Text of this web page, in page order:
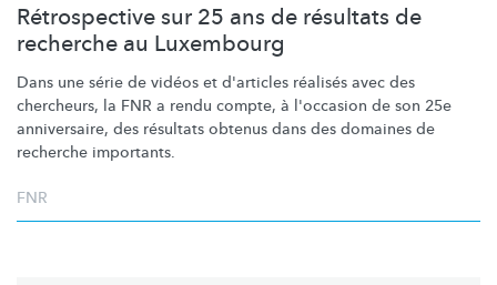
Rétrospective sur 25 ans de résultats de
recherche au Luxembourg
Dans une série de vidéos et d'articles réalisés avec des
chercheurs, la FNR a rendu compte, à l'occasion de son 25e
anniversaire, des résultats obtenus dans des domaines de
recherche importants.
FNR